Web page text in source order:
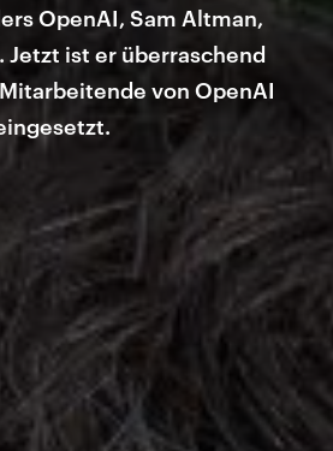
OpenAI, Sam Altman,
Jetzt ist er überraschend
von OpenAI